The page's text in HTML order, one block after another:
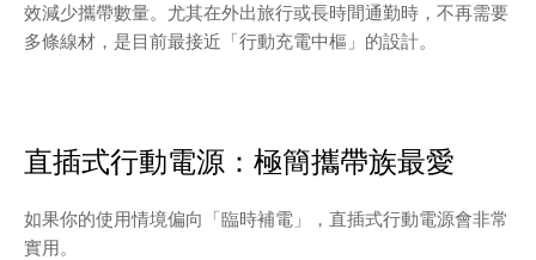
效減少攜帶數量。尤其在外出旅行或長時間通勤時，不再需要
多條線材，是目前最接近「行動充電中樞」的設計。
直插式行動電源：極簡攜帶族最愛
如果你的使用情境偏向「臨時補電」，直插式行動電源會非常
實用。